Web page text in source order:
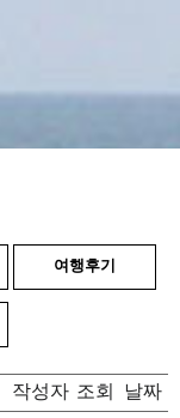
여행후기
작성자 조회
날짜